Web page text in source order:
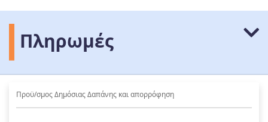
Πληρωμές
Προϋ/σμος Δημόσιας Δαπάνης και απορρόφηση